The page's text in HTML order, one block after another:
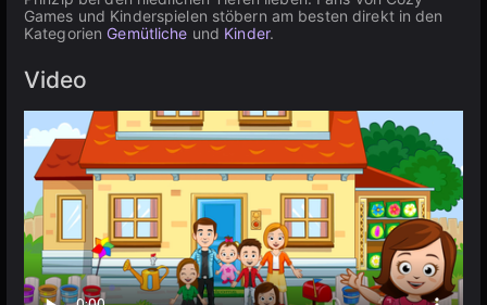
Games und Kinderspielen stöbern am besten direkt in den
Kategorien Gemütliche und Kinder.
Video